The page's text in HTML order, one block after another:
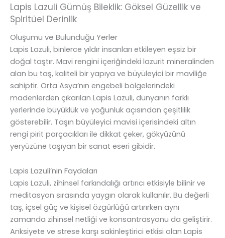
Lapis Lazuli Gümüş Bileklik: Göksel Güzellik ve
Spiritüel Derinlik
Oluşumu ve Bulunduğu Yerler
Lapis Lazuli, binlerce yıldır insanları etkileyen eşsiz bir
doğal taştır. Mavi rengini içeriğindeki lazurit mineralinden
alan bu taş, kaliteli bir yapıya ve büyüleyici bir maviliğe
sahiptir. Orta Asya’nın engebeli bölgelerindeki
madenlerden çıkarılan Lapis Lazuli, dünyanın farklı
yerlerinde büyüklük ve yoğunluk açısından çeşitlilik
gösterebilir. Taşın büyüleyici mavisi içerisindeki altın
rengi pirit parçacıkları ile dikkat çeker, gökyüzünü
yeryüzüne taşıyan bir sanat eseri gibidir.
Lapis Lazuli’nin Faydaları
Lapis Lazuli, zihinsel farkındalığı artırıcı etkisiyle bilinir ve
meditasyon sırasında yaygın olarak kullanılır. Bu değerli
taş, içsel güç ve kişisel özgürlüğü artırırken aynı
zamanda zihinsel netliği ve konsantrasyonu da geliştirir.
Anksiyete ve strese karşı sakinleştirici etkisi olan Lapis